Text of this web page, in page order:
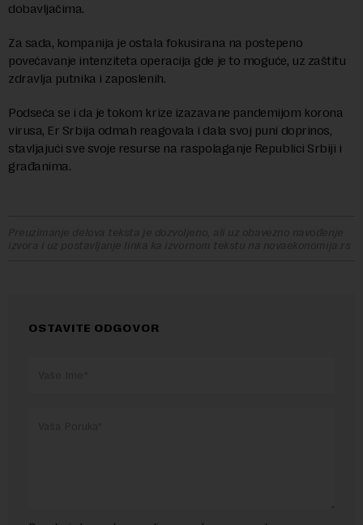
dobavljačima.
Za sada, kompanija je ostala fokusirana na postepeno
povećavanje intenziteta operacija gde je to moguće, uz zaštitu
zdravlja putnika i zaposlenih.
Podseća se i da je tokom krize izazavane pandemijom korona
virusa, Er Srbija odmah reagovala i dala svoj puni doprinos,
stavljajući sve svoje resurse na raspolaganje Republici Srbiji i
građanima.
Preuzimanje delova teksta je dozvoljeno, ali uz obavezno navođenje
izvora i uz postavljanje linka ka izvornom tekstu na novaekonomija.rs
OSTAVITE ODGOVOR